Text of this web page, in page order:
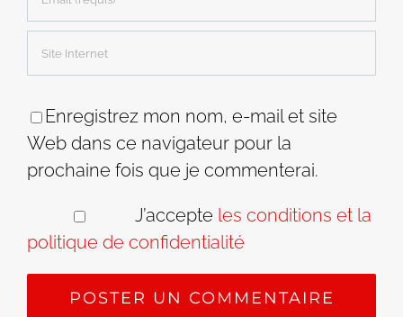
Enregistrez mon nom, e-mail et site
Web dans ce navigateur pour la
prochaine fois que je commenterai.
J’accepte les conditions et la
politique de confidentialité